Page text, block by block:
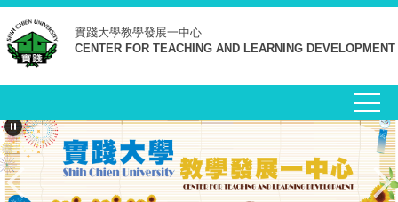
跳
到
主
要
容
區
實踐大學教學發展一中心
CENTER FOR TEACHING AND LEARNING DEVELOPMENT